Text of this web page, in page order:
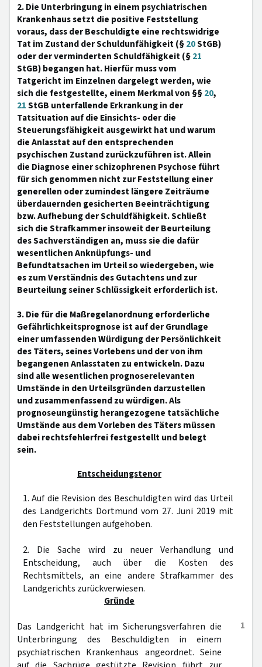
2. Die Unterbringung in einem psychiatrischen
Krankenhaus setzt die positive Feststellung
voraus, dass der Beschuldigte eine rechtswidrige
Tat im Zustand der Schuldunfähigkeit (§20StGB)
oder der verminderten Schuldfähigkeit (§21
StGB) begangen hat. Hierfür muss vom
Tatgericht im Einzelnen dargelegt werden, wie
sich die festgestellte, einem Merkmal von §§20,
21StGB unterfallende Erkrankung in der
Tatsituation auf die Einsichts- oder die
Steuerungsfähigkeit ausgewirkt hat und warum
die Anlasstat auf den entsprechenden
psychischen Zustand zurückzuführen ist. Allein
die Diagnose einer schizophrenen Psychose führt
für sich genommen nicht zur Feststellung einer
generellen oder zumindest längere Zeiträume
überdauernden gesicherten Beeinträchtigung
bzw. Aufhebung der Schuldfähigkeit. Schließt
sich die Strafkammer insoweit der Beurteilung
des Sachverständigen an, muss sie die dafür
wesentlichen Anknüpfungs- und
Befundtatsachen im Urteil so wiedergeben, wie
es zum Verständnis des Gutachtens und zur
Beurteilung seiner Schlüssigkeit erforderlich ist.
3. Die für die Maßregelanordnung erforderliche
Gefährlichkeitsprognose ist auf der Grundlage
einer umfassenden Würdigung der Persönlichkeit
des Täters, seines Vorlebens und der von ihm
begangenen Anlasstaten zu entwickeln. Dazu
sind alle wesentlichen prognoserelevanten
Umstände in den Urteilsgründen darzustellen
und zusammenfassend zu würdigen. Als
prognoseungünstig herangezogene tatsächliche
Umstände aus dem Vorleben des Täters müssen
dabei rechtsfehlerfrei festgestellt und belegt
sein.
Entscheidungstenor
1. Auf die Revision des Beschuldigten wird das Urteil
des Landgerichts Dortmund vom 27. Juni 2019 mit
den Feststellungen aufgehoben.
2. Die Sache wird zu neuer Verhandlung und
Entscheidung, auch über die Kosten des
Rechtsmittels, an eine andere Strafkammer des
Landgerichts zurückverwiesen.
Gründe
1
Das Landgericht hat im Sicherungsverfahren die
Unterbringung des Beschuldigten in einem
psychiatrischen Krankenhaus angeordnet. Seine